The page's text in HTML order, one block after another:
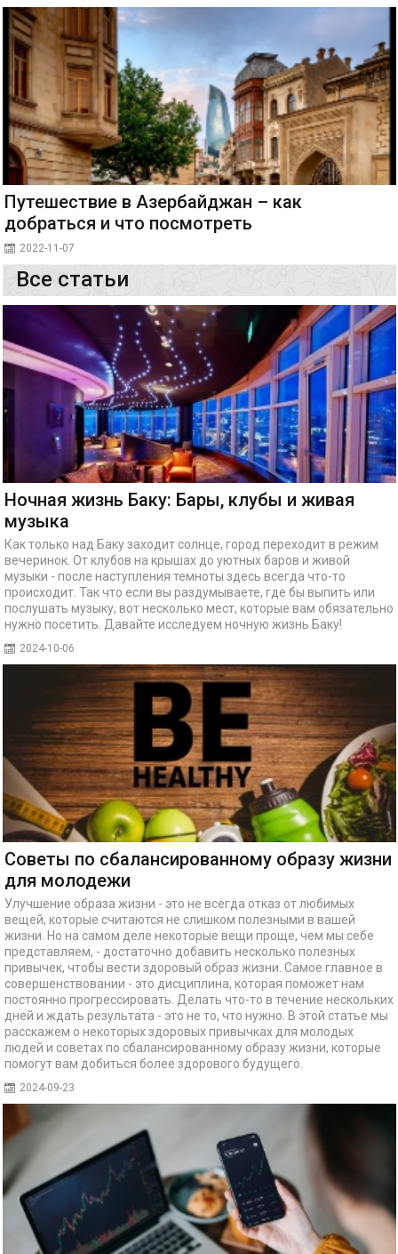
Путешествие в Азербайджан – как
добраться и что посмотреть
2022-11-07
Все статьи
Ночная жизнь Баку: Бары, клубы и живая
музыка
Как только над Баку заходит солнце, город переходит в режим
вечеринок. От клубов на крышах до уютных баров и живой
музыки - после наступления темноты здесь всегда что-то
происходит. Так что если вы раздумываете, где бы выпить или
послушать музыку, вот несколько мест, которые вам обязательно
нужно посетить. Давайте исследуем ночную жизнь Баку!
2024-10-06
Советы по сбалансированному образу жизни
для молодежи
Улучшение образа жизни - это не всегда отказ от любимых
вещей, которые считаются не слишком полезными в вашей
жизни. Но на самом деле некоторые вещи проще, чем мы себе
представляем, - достаточно добавить несколько полезных
привычек, чтобы вести здоровый образ жизни. Самое главное в
совершенствовании - это дисциплина, которая поможет нам
постоянно прогрессировать. Делать что-то в течение нескольких
дней и ждать результата - это не то, что нужно. В этой статье мы
расскажем о некоторых здоровых привычках для молодых
людей и советах по сбалансированному образу жизни, которые
помогут вам добиться более здорового будущего.
2024-09-23